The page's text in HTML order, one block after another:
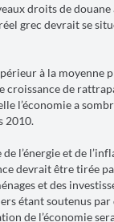
droits de douane
grec devrait se
à la moyenne
croissance de
l’économie a
2010.
l’énergie et de
devrait être tirée
et des
étant soutenus par
de l’économie